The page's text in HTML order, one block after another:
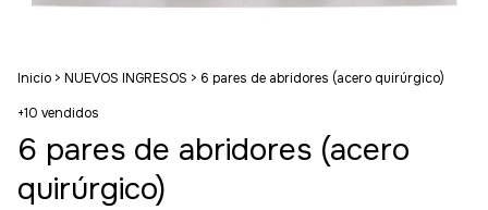
Inicio > NUEVOS INGRESOS > 6 pares de abridores (acero quirúrgico)
+10 vendidos
6 pares de abridores (acero
quirúrgico)